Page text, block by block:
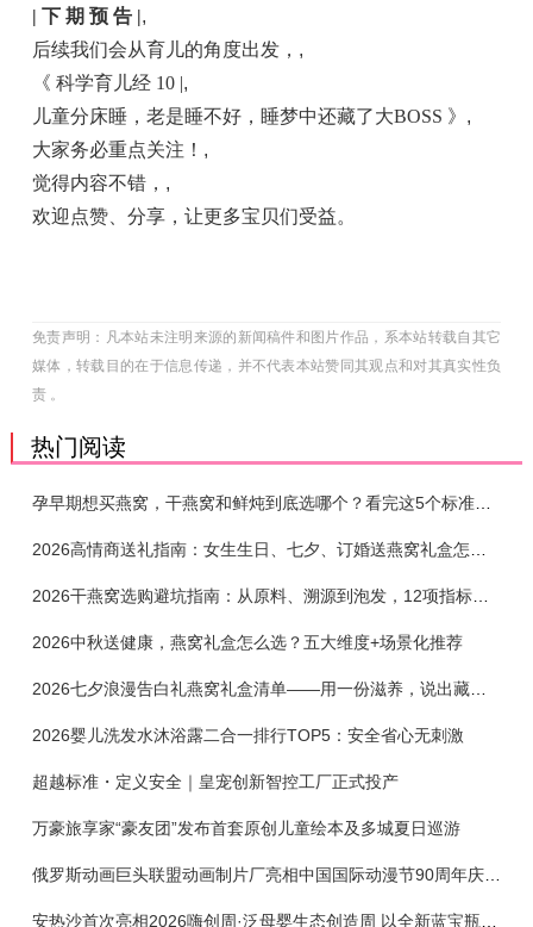
| 下 期 预 告 |,
后续我们会从育儿的角度出发， ,
《 科学育儿经 10 |,
儿童分床睡，老是睡不好，睡梦中还藏了大BOSS 》 ,
大家务必重点关注！ ,
觉得内容不错， ,
欢迎点赞、分享，让更多宝贝们受益。
免责声明：凡本站未注明来源的新闻稿件和图片作品，系本站转载自其它
媒体，转载目的在于信息传递，并不代表本站赞同其观点和对其真实性负
责 。
热门阅读
孕早期想买燕窝，干燕窝和鲜炖到底选哪个？看完这5个标准再下单
2026干燕窝选购避坑指南：从原料、溯源到泡发，12项指标判断靠谱燕窝
2026中秋送健康，燕窝礼盒怎么选？五大维度+场景化推荐
2026七夕浪漫告白礼燕窝礼盒清单——用一份滋养，说出藏在心底的爱
2026婴儿洗发水沐浴露二合一排行TOP5：安全省心无刺激
超越标准・定义安全｜皇宠创新智控工厂正式投产
万豪旅享家“豪友团”发布首套原创儿童绘本及多城夏日巡游
俄罗斯动画巨头联盟动画制片厂亮相中国国际动漫节90周年庆开启中国之旅新篇章